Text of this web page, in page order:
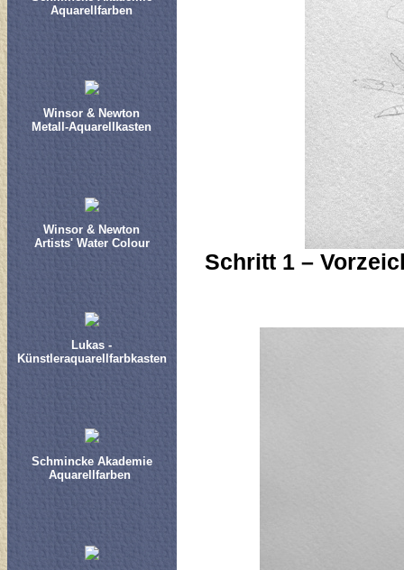
Aquarellfarben
Winsor & Newton
Metall-Aquarellkasten
Winsor & Newton
Artists' Water Colour
Lukas -
Künstleraquarellfarbkasten
Schmincke Akademie
Aquarellfarben
Schritt 1 –